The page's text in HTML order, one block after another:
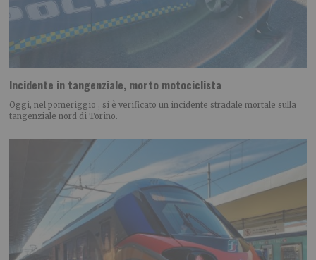
Incidente in tangenziale, morto motociclista
Oggi, nel pomeriggio , si è verificato un incidente stradale mortale sulla
tangenziale nord di Torino.